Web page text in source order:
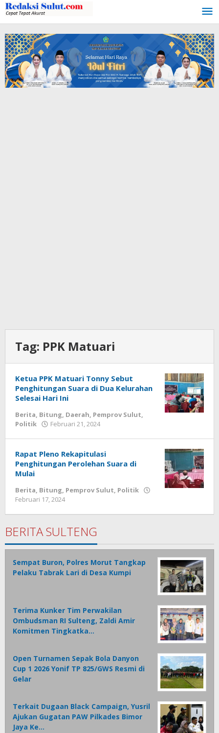
Lewati
ke
konten
Tag: PPK Matuari
Ketua PPK Matuari Tonny Sebut
Penghitungan Suara di Dua Kelurahan
Selesai Hari Ini
Berita, Bitung, Daerah, Pemprov Sulut,
Politik
Februari 21, 2024
Rapat Pleno Rekapitulasi
Penghitungan Perolehan Suara di
Mulai
Berita, Bitung, Pemprov Sulut, Politik
Februari 17, 2024
BERITA SULTENG
Sempat Buron, Polres Morut Tangkap
Pelaku Tabrak Lari di Desa Kumpi
Terima Kunker Tim Perwakilan
Ombudsman RI Sulteng, Zaldi Amir
Komitmen Tingkatka…
Open Turnamen Sepak Bola Danyon
Cup 1 2026 Yonif TP 825/GWS Resmi di
Gelar
Terkait Dugaan Black Campaign, Yusril
Ajukan Gugatan PAW Pilkades Bimor
Jaya Ke…